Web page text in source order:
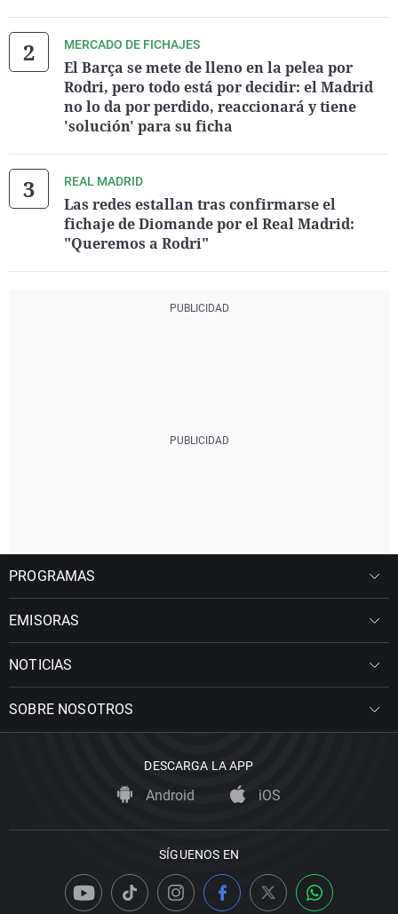
MERCADO DE FICHAJES
El Barça se mete de lleno en la pelea por
Rodri, pero todo está por decidir: el Madrid
no lo da por perdido, reaccionará y tiene
'solución' para su ficha
REAL MADRID
Las redes estallan tras confirmarse el
fichaje de Diomande por el Real Madrid:
"Queremos a Rodri"
PROGRAMAS
EMISORAS
NOTICIAS
SOBRE NOSOTROS
DESCARGA LA APP
Android iOS
SÍGUENOS EN